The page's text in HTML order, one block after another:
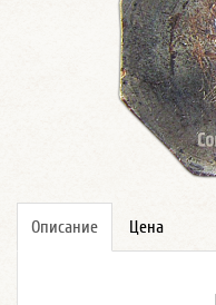
Описание Цена